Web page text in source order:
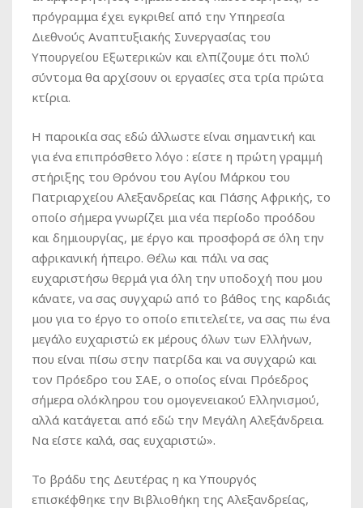
πρόγραμμα έχει εγκριθεί από την Υπηρεσία
Διεθνούς Αναπτυξιακής Συνεργασίας του
Υπουργείου Εξωτερικών και ελπίζουμε ότι πολύ
σύντομα θα αρχίσουν οι εργασίες στα τρία πρώτα
κτίρια.
Η παροικία σας εδώ άλλωστε είναι σημαντική και
για ένα επιπρόσθετο λόγο : είστε η πρώτη γραμμή
στήριξης του Θρόνου του Αγίου Μάρκου του
Πατριαρχείου Αλεξανδρείας και Πάσης Αφρικής, το
οποίο σήμερα γνωρίζει μια νέα περίοδο προόδου
και δημιουργίας, με έργο και προσφορά σε όλη την
αφρικανική ήπειρο. Θέλω και πάλι να σας
ευχαριστήσω θερμά για όλη την υποδοχή που μου
κάνατε, να σας συγχαρώ από το βάθος της καρδιάς
μου για το έργο το οποίο επιτελείτε, να σας πω ένα
μεγάλο ευχαριστώ εκ μέρους όλων των Ελλήνων,
που είναι πίσω στην πατρίδα και να συγχαρώ και
τον Πρόεδρο του ΣΑΕ, ο οποίος είναι Πρόεδρος
σήμερα ολόκληρου του ομογενειακού Ελληνισμού,
αλλά κατάγεται από εδώ την Μεγάλη Αλεξάνδρεια.
Να είστε καλά, σας ευχαριστώ».
Το βράδυ της Δευτέρας η κα Υπουργός
επισκέφθηκε την Βιβλιοθήκη της Αλεξανδρείας,